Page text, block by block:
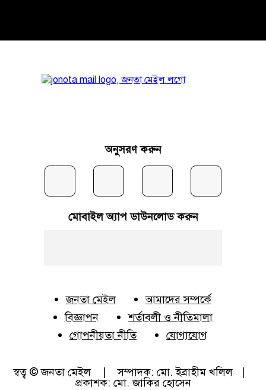
অনুসরণ করুন
মোবাইল অ্যাপ ডাউনলোড করুন
জনতা মেইল
আমাদের সম্পর্কে
বিজ্ঞাপন
শর্তাবলী ও নীতিমালা
গোপনীয়তা নীতি
যোগাযোগ
স্বত্ব © জনতা মেইল | সম্পাদক: মো. ইব্রাহীম খলিল |
প্রকাশক: মো. জাকির হোসেন